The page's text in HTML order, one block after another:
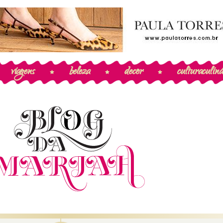
viagens beleza decor cultura